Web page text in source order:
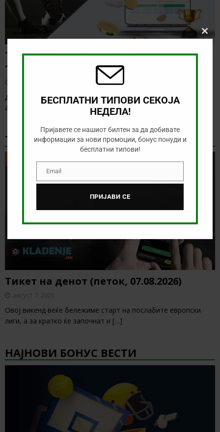
ТИП НА ДЕНОТ (07.08.2026,
19:00) САНДЕФЈОРД – КФУМ
Денес нема солидна понуда за обложување, а ние ќе го
анализираме дуелот од норвешката лига
ТИКЕТ НА ДЕНОТ
Тикет на денот (петок, 07.08.2026)
август 7, 2026
Овој викенд веќе бележиме старт на послабите европски
лиги, а за кратко ќе започнат и […]
НАЈНОВИ БОНУС ВЕСТИ
Close
БЕСПЛАТНИ ТИПОВИ СЕКОЈА
НЕДЕЛА!
Пријавете се нашиот билтен за да добивате
информации за нови промоции, бонус понуди и
бесплатни типови!
EmailEmail
ПРИЈАВИ СЕ